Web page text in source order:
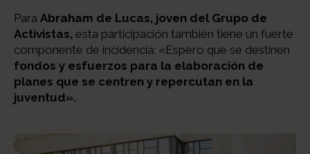
ParaAbraham de Lucas, joven del Grupo de
Activistas, esta participación también tiene un fuerte
componente de incidencia: «Espero que se destinen
fondos y esfuerzos para la elaboración de
planes que se centren y repercutan en la
juventud».